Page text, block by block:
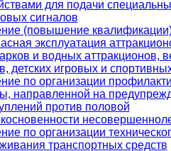
для подачи
сигналов
(повышение
эксплуатация
и водных аттракционов,
детских игровых и
по организации
направленной на
против половой
по организации
транспортных средств